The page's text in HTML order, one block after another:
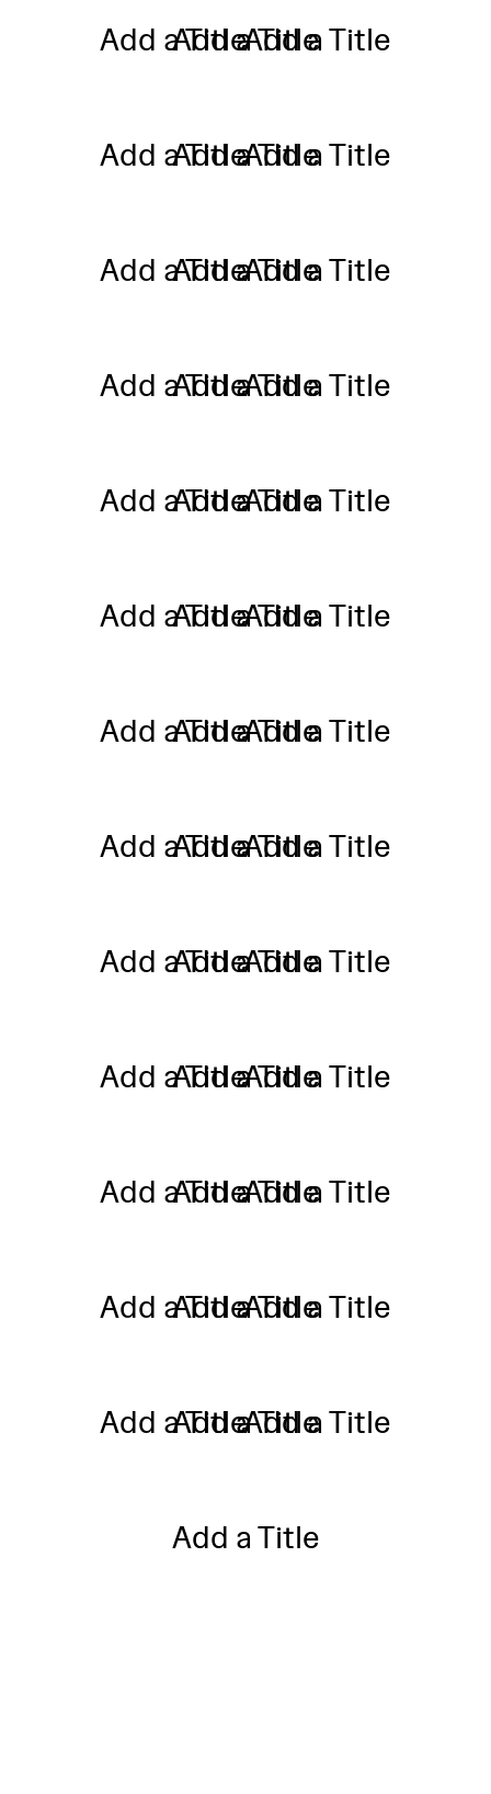
Add a TitleAdd a Title
Add a Title
Add a TitleAdd a Title
Add a Title
Add a TitleAdd a Title
Add a Title
Add a TitleAdd a Title
Add a Title
Add a TitleAdd a Title
Add a Title
Add a TitleAdd a Title
Add a Title
Add a TitleAdd a Title
Add a Title
Add a TitleAdd a Title
Add a Title
Add a TitleAdd a Title
Add a Title
Add a TitleAdd a Title
Add a Title
Add a TitleAdd a Title
Add a Title
Add a TitleAdd a Title
Add a Title
Add a TitleAdd a Title
Add a Title
Add a Title